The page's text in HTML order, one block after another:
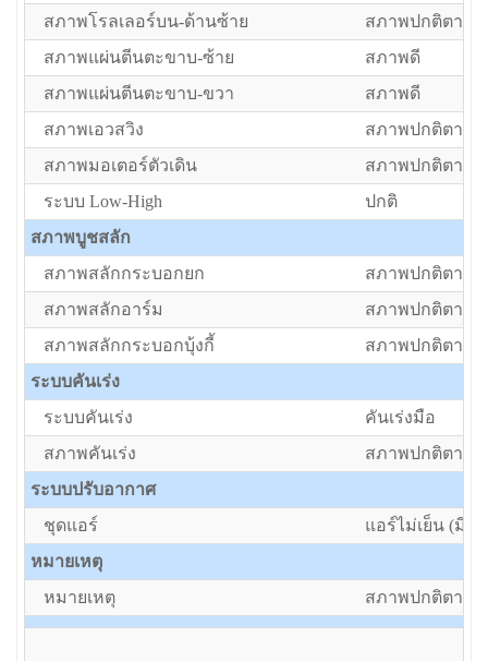
สภาพโรลเลอร์บน-ด้านซ้าย
สภาพปกติตาม
สภาพแผ่นตีนตะขาบ-ซ้าย
สภาพดี
สภาพแผ่นตีนตะขาบ-ขวา
สภาพดี
สภาพเอวสวิง
สภาพปกติตาม
สภาพมอเตอร์ตัวเดิน
สภาพปกติตาม
ระบบ Low-High
ปกติ
สภาพบูชสลัก
สภาพสลักกระบอกยก
สภาพปกติตาม
สภาพสลักอาร์ม
สภาพปกติตาม
สภาพสลักกระบอกบุ้งกี้
สภาพปกติตาม
ระบบคันเร่ง
ระบบคันเร่ง
คันเร่งมือ
สภาพคันเร่ง
สภาพปกติตาม
ระบบปรับอากาศ
ชุดแอร์
แอร์ไม่เย็น (มีแ
หมายเหตุ
หมายเหตุ
สภาพปกติตาม